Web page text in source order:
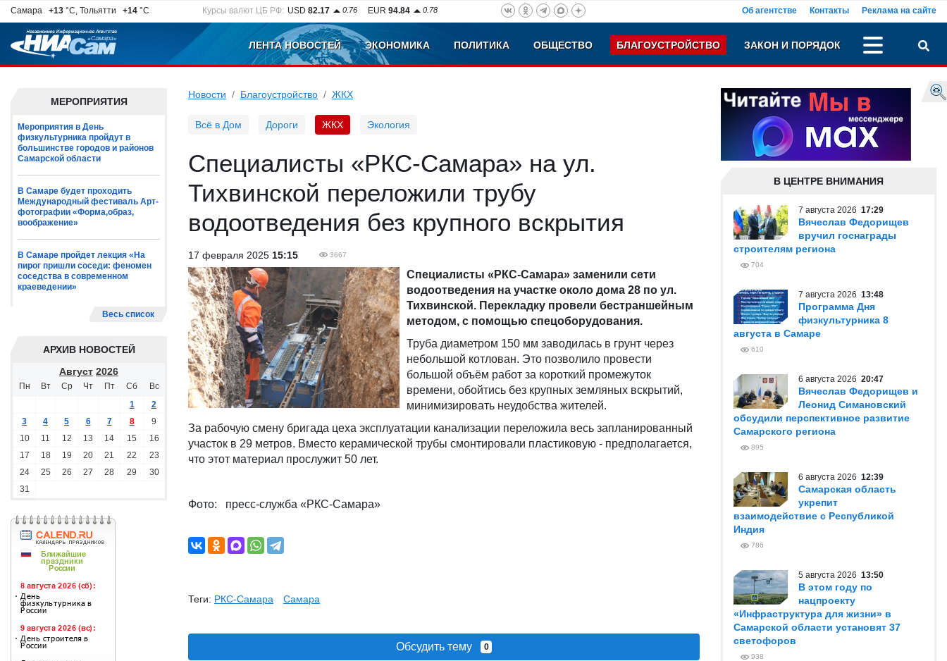
Самара +13 °C, Тольятти +14 °C Курсы валют ЦБ РФ: USD 82.17 0.76 EUR 94.84 0.78 Об агентстве Контакты Реклама на сайте
ЛЕНТА НОВОСТЕЙ ЭКОНОМИКА ПОЛИТИКА ОБЩЕСТВО БЛАГОУСТРОЙСТВО ЗАКОН И ПОРЯДОК
МЕРОПРИЯТИЯ
Мероприятия в День
физкультурника пройдут в
большинстве городов и районов
Самарской области
В Самаре будет проходить
Международный фестиваль Арт-
фотографии «Форма,образ,
воображение»
В Самаре пройдет лекция «На
пирог пришли соседи: феномен
соседства в современном
краеведении»
Весь список
АРХИВ НОВОСТЕЙ
Август 2026
Пн Вт Ср Чт Пт Сб
Вс
1
2
3
4 5 6 7 8
9
10
11 12 13 14 15
16
17
18 19 20 21 22
23
24
25 26 27 28 29
30
31
Новости Благоустройство ЖКХ
Всё в Дом Дороги ЖКХ Экология
Специалисты «РКС-Самара» на ул.
Тихвинской переложили трубу
водоотведения без крупного вскрытия
17 февраля 2025 15:15 3667
Специалисты «РКС-Самара» заменили сети
водоотведения на участке около дома 28 по ул.
Тихвинской. Перекладку провели бестраншейным
методом, с помощью спецоборудования.
Труба диаметром 150 мм заводилась в грунт через
небольшой котлован. Это позволило провести
большой объём работ за короткий промежуток
времени, обойтись без крупных земляных вскрытий,
минимизировать неудобства жителей.
За рабочую смену бригада цеха эксплуатации канализации переложила весь запланированный
участок в 29 метров. Вместо керамической трубы смонтировали пластиковую - предполагается,
что этот материал прослужит 50 лет.
Фото: пресс-служба «РКС-Самара»
Теги: РКС-Самара Самара
Обсудить тему 0
В ЦЕНТРЕ ВНИМАНИЯ
7 августа 2026 17:29
Вячеслав Федорищев
вручил госнаграды
строителям региона
704
7 августа 2026 13:48
Программа Дня
физкультурника 8
августа в Самаре
610
6 августа 2026 20:47
Вячеслав Федорищев и
Леонид Симановский
обсудили перспективное развитие
Самарского региона
895
6 августа 2026 12:39
Самарская область
укрепит
взаимодействие с Республикой
Индия
786
5 августа 2026 13:50
В этом году по
нацпроекту
«Инфраструктура для жизни» в
Самарской области установят 37
светофоров
938